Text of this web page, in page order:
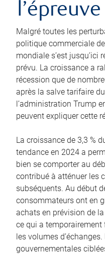
l’épreuve
Malgré toutes les
politique commerciale
mondiale s’est jusqu’ici
prévu. La croissance a
récession que de
après la salve tarifaire
l’administration Trump
peuvent expliquer cette
La croissance de 3,3 %
tendance en 2024 a
bien se comporter au
contribué à atténuer les
subséquents. Au début
consommateurs ont en
achats en prévision de
ce qui a
les volumes
gouvernementales